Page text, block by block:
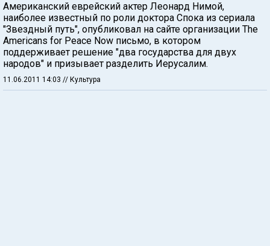
Американский еврейский актер Леонард Нимой,
наиболее известный по роли доктора Спока из сериала
"Звездный путь", опубликовал на сайте организации The
Americans for Peace Now письмо, в котором
поддерживает решение "два государства для двух
народов" и призывает разделить Иерусалим.
11.06.2011 14:03 // Культура